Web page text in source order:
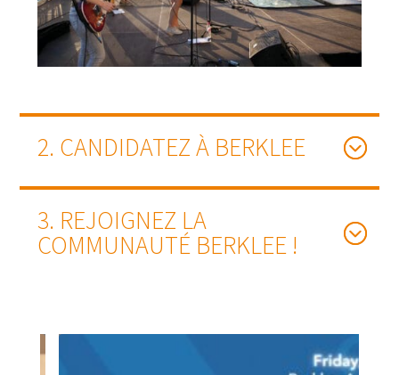
2. CANDIDATEZ À BERKLEE
3. REJOIGNEZ LA
COMMUNAUTÉ BERKLEE !